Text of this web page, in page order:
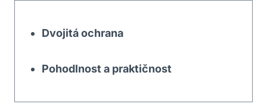
Dvojitá ochrana
Pohodlnost a praktičnost